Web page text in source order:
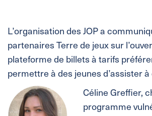
L’organisation des JOP a
partenaires Terre de jeux sur
plateforme de billets à tarifs
permettre à des jeunes d’assister
Céline Greffier,
programme